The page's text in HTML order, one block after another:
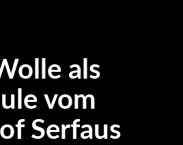
als
vom
Serfaus